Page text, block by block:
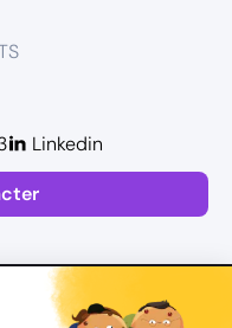
Linkedin